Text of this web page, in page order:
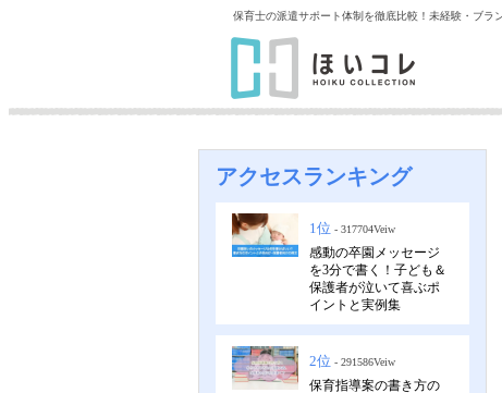
保育士の派遣サポート体制を徹底比較！未経験・ブラ
アクセスランキング
1位 - 317704Veiw
感動の卒園メッセージ
を3分で書く！子ども＆
保護者が泣いて喜ぶポ
イントと実例集
2位 - 291586Veiw
保育指導案の書き方の